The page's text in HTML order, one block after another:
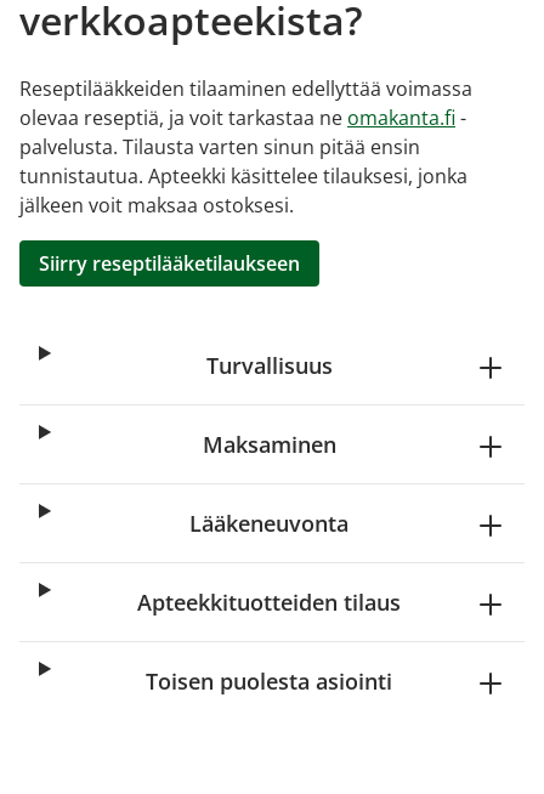
verkkoapteekista?
Reseptilääkkeiden tilaaminen edellyttää voimassa
olevaa reseptiä, ja voit tarkastaa ne omakanta.fi -
palvelusta. Tilausta varten sinun pitää ensin
tunnistautua. Apteekki käsittelee tilauksesi, jonka
jälkeen voit maksaa ostoksesi.
Siirry reseptilääketilaukseen
Turvallisuus
Maksaminen
Lääkeneuvonta
Apteekkituotteiden tilaus
Toisen puolesta asiointi